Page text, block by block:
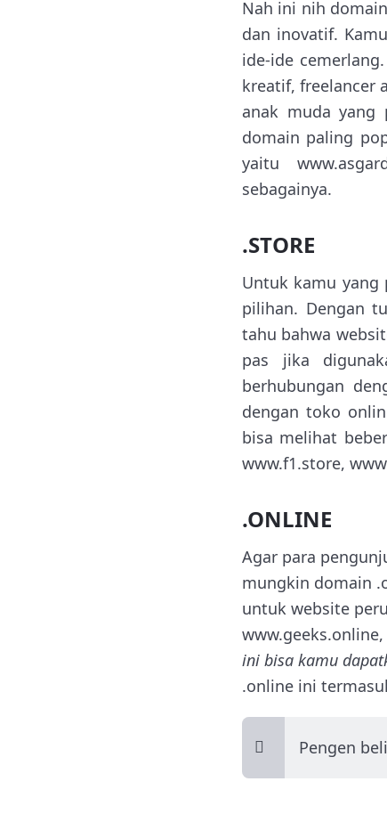
Nah ini nih
dan inovatif.
ide-ide
kreatif, freelancer
anak muda yang
domain paling
yaitu
sebagainya.
.STORE
Untuk kamu
pilihan. Dengan
tahu bahwa
pas jika
berhubungan
dengan toko
bisa melihat
www.f1.store,
.ONLINE
Agar para
mungkin domain
untuk website
ini bisa kamu
.online ini
Pengen